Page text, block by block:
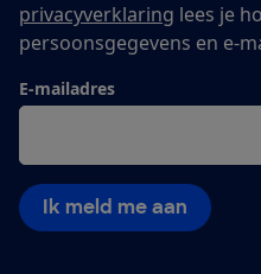
privacyverklaring lees je
persoonsgegevens en e-
E-mailadres
Ik meld me aan